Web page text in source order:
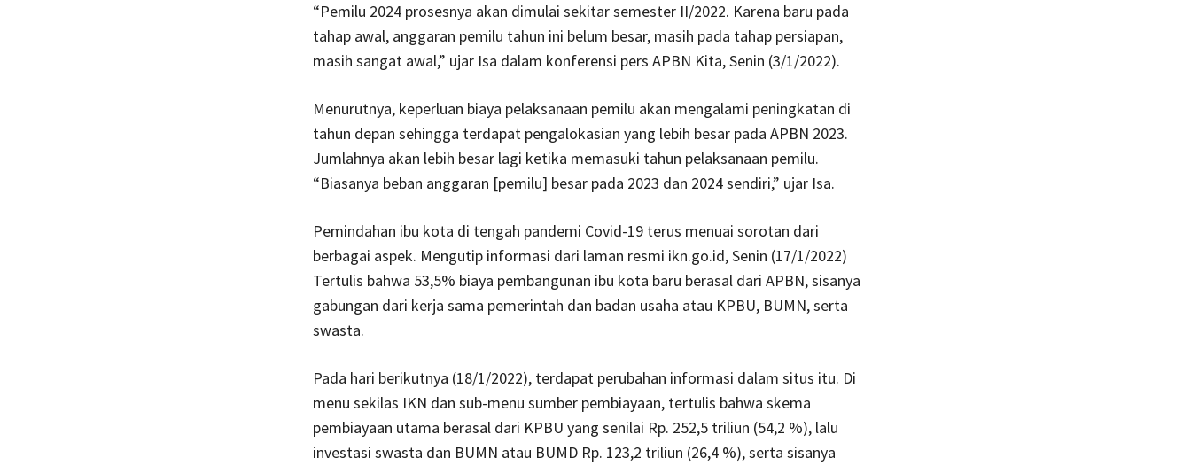
“Pemilu 2024 prosesnya akan dimulai sekitar semester II/2022. Karena baru pada
tahap awal, anggaran pemilu tahun ini belum besar, masih pada tahap persiapan,
masih sangat awal,” ujar Isa dalam konferensi pers APBN Kita, Senin (3/1/2022).
Menurutnya, keperluan biaya pelaksanaan pemilu akan mengalami peningkatan di
tahun depan sehingga terdapat pengalokasian yang lebih besar pada APBN 2023.
Jumlahnya akan lebih besar lagi ketika memasuki tahun pelaksanaan pemilu.
“Biasanya beban anggaran [pemilu] besar pada 2023 dan 2024 sendiri,” ujar Isa.
Pemindahan ibu kota di tengah pandemi Covid-19 terus menuai sorotan dari
berbagai aspek. Mengutip informasi dari laman resmi ikn.go.id, Senin (17/1/2022)
Tertulis bahwa 53,5% biaya pembangunan ibu kota baru berasal dari APBN, sisanya
gabungan dari kerja sama pemerintah dan badan usaha atau KPBU, BUMN, serta
swasta.
Pada hari berikutnya (18/1/2022), terdapat perubahan informasi dalam situs itu. Di
menu sekilas IKN dan sub-menu sumber pembiayaan, tertulis bahwa skema
pembiayaan utama berasal dari KPBU yang senilai Rp. 252,5 triliun (54,2 %), lalu
investasi swasta dan BUMN atau BUMD Rp. 123,2 triliun (26,4 %), serta sisanya